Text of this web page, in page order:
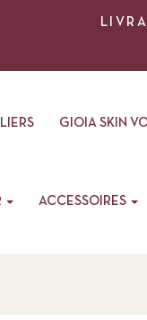
GIOIA SKIN
ACCESSOIRES